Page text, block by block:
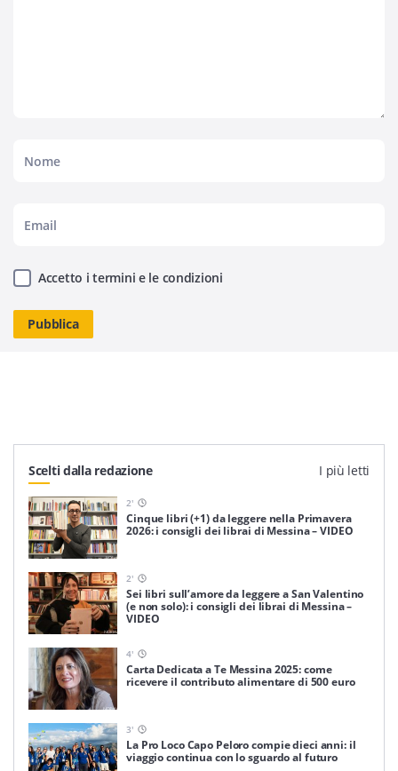
Accetto i termini e le condizioni
Scelti dalla redazione I più letti
2'
Cinque libri (+1) da leggere nella Primavera
2026: i consigli dei librai di Messina – VIDEO
2'
Sei libri sull’amore da leggere a San Valentino
(e non solo): i consigli dei librai di Messina –
VIDEO
4'
Carta Dedicata a Te Messina 2025: come
ricevere il contributo alimentare di 500 euro
3'
La Pro Loco Capo Peloro compie dieci anni: il
viaggio continua con lo sguardo al futuro